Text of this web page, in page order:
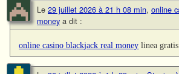
Le 29 juillet 2026 à 21 h 08 min, online
money a dit :
online casino blackjack real money linea gratis